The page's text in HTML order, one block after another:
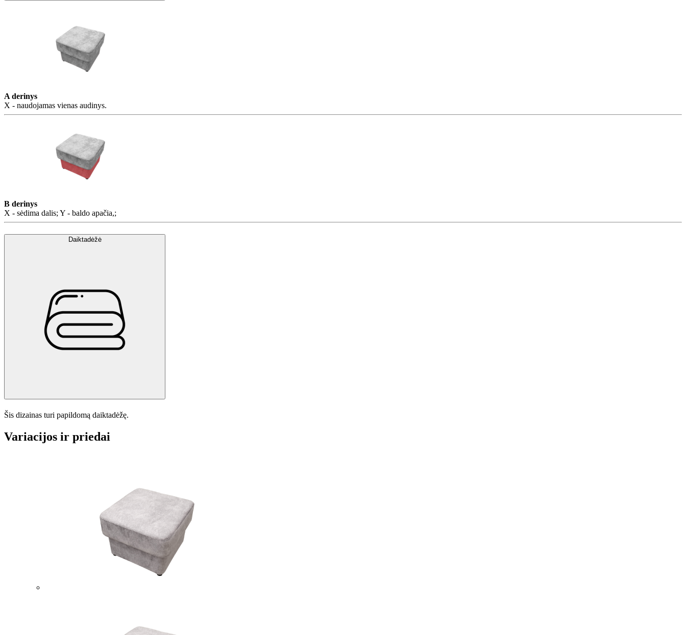
A derinys
X - naudojamas vienas audinys.
B derinys
X - sėdima dalis; Y - baldo apačia,;
Daiktadėžė
Šis dizainas turi papildomą daiktadėžę.
Variacijos ir priedai